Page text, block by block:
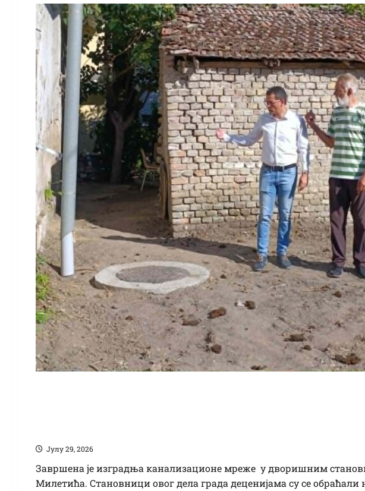
Јулy 29, 2026
Завршена је изградња канализационе мреже у дворишним
Милетића. Становници овог дела града деценијама су се